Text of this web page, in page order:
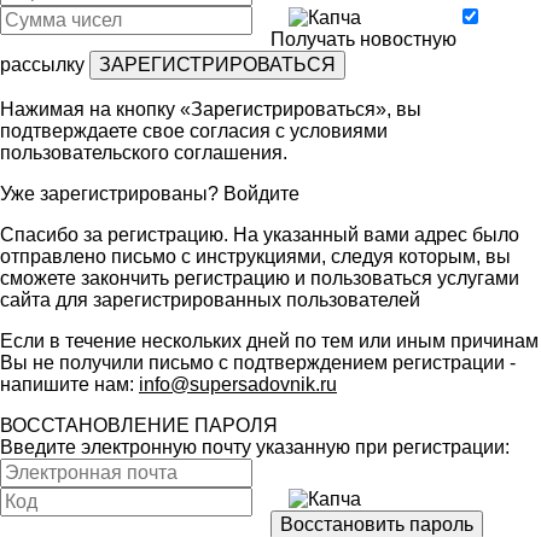
Получать новостную
рассылку
Нажимая на кнопку «Зарегистрироваться», вы
подтверждаете свое согласия с условиями
пользовательского соглашения.
Уже зарегистрированы? Войдите
Спасибо за регистрацию. На указанный вами адрес было
отправлено письмо с инструкциями, следуя которым, вы
сможете закончить регистрацию и пользоваться услугами
сайта для зарегистрированных пользователей
Если в течение нескольких дней по тем или иным причинам
Вы не получили письмо с подтверждением регистрации -
напишите нам: info@supersadovnik.ru
ВОССТАНОВЛЕНИЕ ПАРОЛЯ
Введите электронную почту указанную при регистрации: